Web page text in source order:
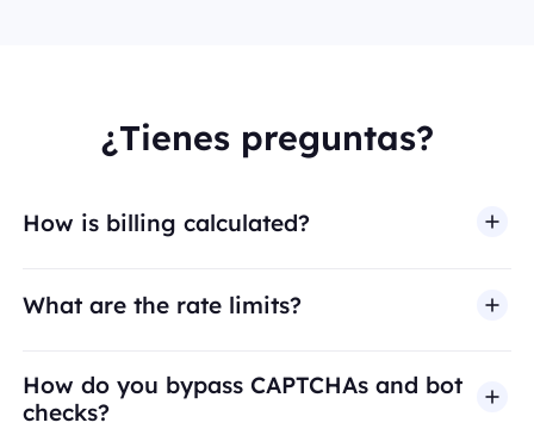
¿Tienes preguntas?
How is billing calculated?
What are the rate limits?
How do you bypass CAPTCHAs and bot
checks?